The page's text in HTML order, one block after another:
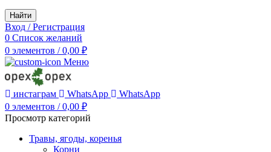
Найти
Вход / Регистрация
0 Список желаний
0 элементов / 0,00 ₽
Меню
инстаграм WhatsApp
WhatsApp
0 элементов / 0,00 ₽
Просмотр категорий
Травы, ягоды, коренья
Корни